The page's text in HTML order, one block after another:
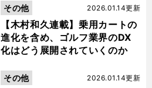
【木村和久連載】乗用カートの
進化を含め、ゴルフ業界のDX
化はどう展開されていくのか
2026.01.14更新
その他
2026.01.14更新
その他